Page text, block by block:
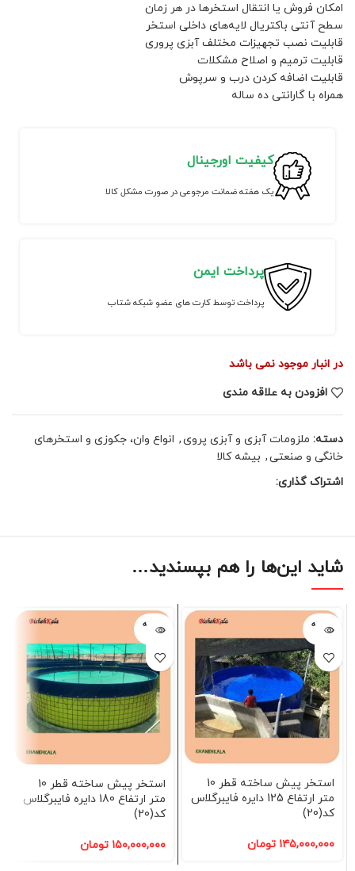
امکان فروش یا انتقال استخرها در هر زمان
سطح آنتی باکتریال لایه‌های داخلی استخر
قابلیت نصب تجهیزات مختلف آبزی پروری
قابلیت ترمیم و اصلاح مشکلات
قابلیت اضافه کردن درب و سرپوش
همراه با گارانتی ده ساله
کیفیت اورجینال
یک هفته ضمانت مرجوعی در صورت مشکل کالا
پرداخت ایمن
پرداخت توسط کارت های عضو شبکه شتاب
در انبار موجود نمی باشد
افزودن به علاقه مندی
دسته: ملزومات آبزی و آبزی پروی, انواع وان، جکوزی و استخرهای
خانگی و صنعتی, بیشه کالا
اشتراک گذاری:
شاید این‌ها را هم بپسندید…
فروخته
شده
استخر پیش ساخته قطر 10
متر ارتفاع 125 دایره فایبرگلاس
کد(20)
۱۴۵,۰۰۰,۰۰۰ تومان
فروخته
شده
استخر پیش ساخته قطر 10
متر ارتفاع 180 دایره فایبرگلاس
کد(20)
۱۵۰,۰۰۰,۰۰۰ تومان